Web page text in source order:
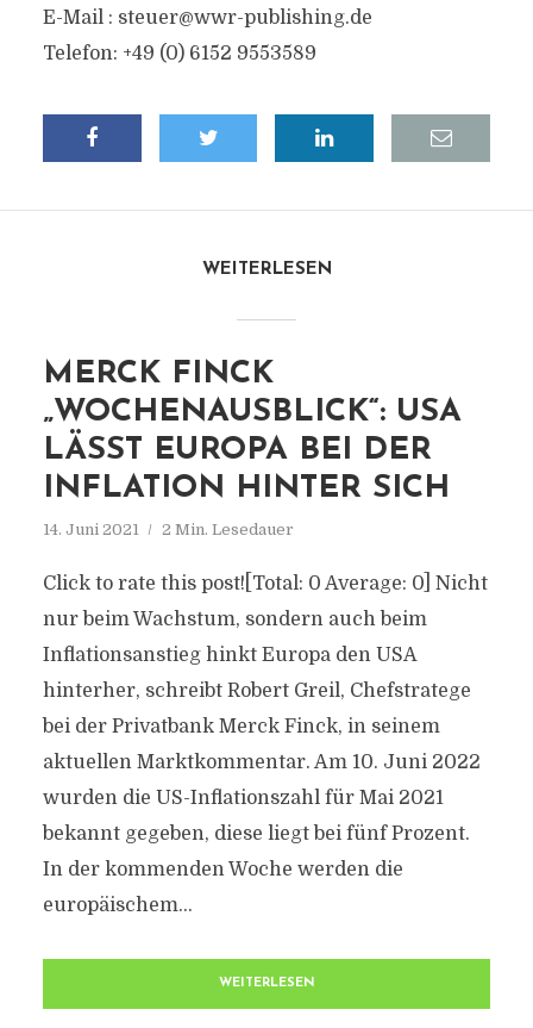
E-Mail : steuer@wwr-publishing.de
Telefon: +49 (0) 6152 9553589
WEITERLESEN
MERCK FINCK
„WOCHENAUSBLICK“: USA
LÄSST EUROPA BEI DER
INFLATION HINTER SICH
14. Juni 2021 2 Min. Lesedauer
Click to rate this post![Total: 0 Average: 0] Nicht
nur beim Wachstum, sondern auch beim
Inflationsanstieg hinkt Europa den USA
hinterher, schreibt Robert Greil, Chefstratege
bei der Privatbank Merck Finck, in seinem
aktuellen Marktkommentar. Am 10. Juni 2022
wurden die US-Inflationszahl für Mai 2021
bekannt gegeben, diese liegt bei fünf Prozent.
In der kommenden Woche werden die
europäischem...
WEITERLESEN